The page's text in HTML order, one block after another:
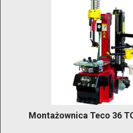
Montażownica Teco 36